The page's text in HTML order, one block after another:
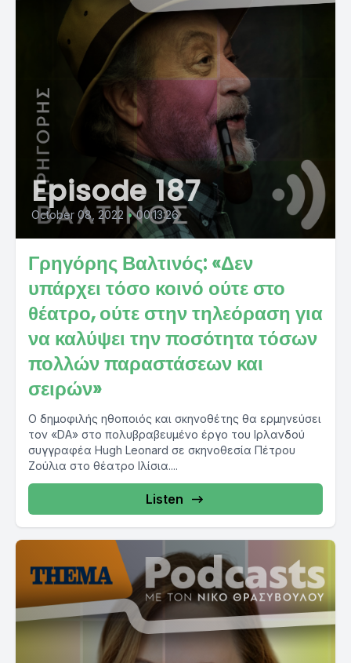
Episode 187
October 08, 2022 • 00:13:26
Γρηγόρης Βαλτινός: «Δεν
υπάρχει τόσο κοινό ούτε στο
θέατρο, ούτε στην τηλεόραση για
να καλύψει την ποσότητα τόσων
πολλών παραστάσεων και
σειρών»
Ο δημοφιλής ηθοποιός και σκηνοθέτης θα ερμηνεύσει
τον «DA» στο πολυβραβευμένο έργο του Ιρλανδού
συγγραφέα Hugh Leonard σε σκηνοθεσία Πέτρου
Ζούλια στο θέατρο Ιλίσια....
Listen